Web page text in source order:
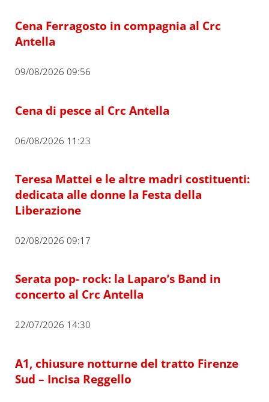
Cena Ferragosto in compagnia al Crc
Antella
09/08/2026 09:56
Cena di pesce al Crc Antella
06/08/2026 11:23
Teresa Mattei e le altre madri costituenti:
dedicata alle donne la Festa della
Liberazione
02/08/2026 09:17
Serata pop- rock: la Laparo’s Band in
concerto al Crc Antella
22/07/2026 14:30
A1, chiusure notturne del tratto Firenze
Sud – Incisa Reggello